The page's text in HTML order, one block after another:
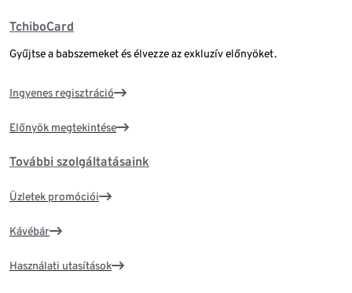
TchiboCard
Gyűjtse a babszemeket és élvezze az exkluzív előnyöket.
Ingyenes regisztráció
Előnyök megtekintése
További szolgáltatásaink
Üzletek promóciói
Kávébár
Használati utasítások